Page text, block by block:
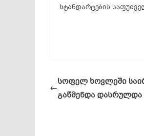
სტანდარტების
სოფელ ხოვლეში
გაწმენდა დასრულდა